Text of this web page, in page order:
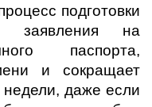
подготовки
заявления на
паспорта,
и сокращает
даже если